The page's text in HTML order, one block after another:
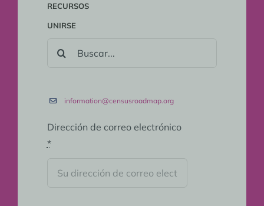
RECURSOS
UNIRSE
information@censusroadmap.org
Dirección de correo electrónico
*